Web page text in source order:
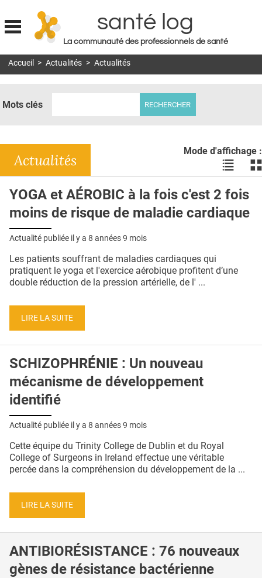
Jump to navigation
santé log
La communauté des professionnels de santé
MON COMPTE
DOSSIERS
RÉSEAUX
E-REVUE SAD
QUI SOMMES-NOUS ?
CONDITIONS GÉNÉRALES
CRÉDITS
Accueil > Actualités > Actualités
Mots clés
Mode d'affichage :
Voir
les
en
liste
les
Actualités
YOGA et AÉROBIC à la fois c'est 2 fois
moins de risque de maladie cardiaque
Actualité publiée il y a 8 années 9 mois
Les patients souffrant de maladies cardiaques qui
pratiquent le yoga et l'exercice aérobique profitent d’une
double réduction de la pression artérielle, de l' ...
LIRE LA SUITE
SCHIZOPHRÉNIE : Un nouveau
mécanisme de développement
identifié
Actualité publiée il y a 8 années 9 mois
Cette équipe du Trinity College de Dublin et du Royal
College of Surgeons in Ireland effectue une véritable
percée dans la compréhension du développement de la ...
LIRE LA SUITE
ANTIBIORÉSISTANCE : 76 nouveaux
gènes de résistance bactérienne